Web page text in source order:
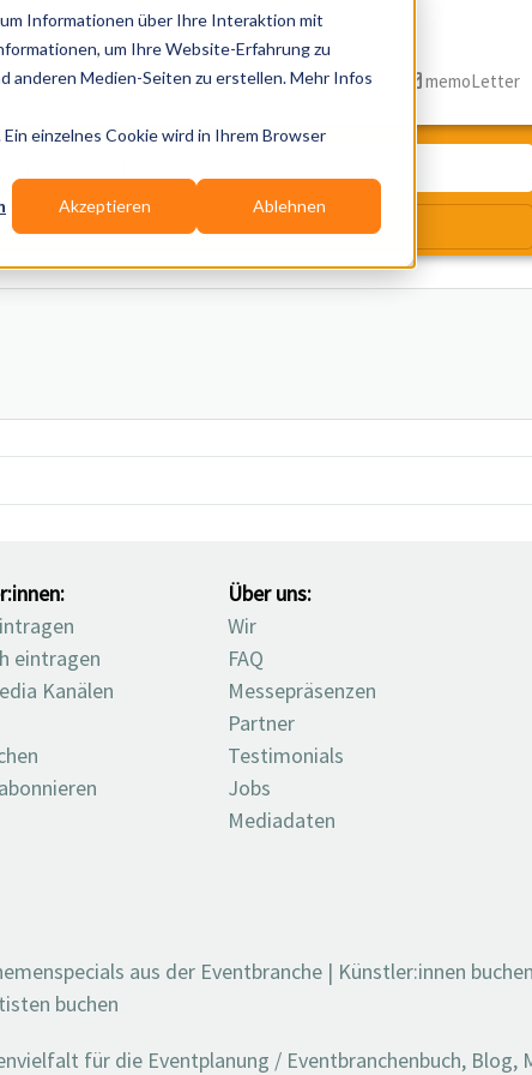
Informationen über Ihre Interaktion mit
um Ihre Website-Erfahrung zu
anderen Medien-Seiten zu erstellen. Mehr Infos
einzelnes Cookie wird in Ihrem Browser
Akzeptieren Ablehnen
Branchen-Infos Services Blog memoLetter
Dich
eintragen
Kanälen
Über uns:
Wir
FAQ
Messepräsenzen
Partner
Testimonials
Jobs
Mediadaten
aus der Eventbranche | Künstler:innen buchen
buchen
für die Eventplanung / Eventbranchenbuch, Blog,